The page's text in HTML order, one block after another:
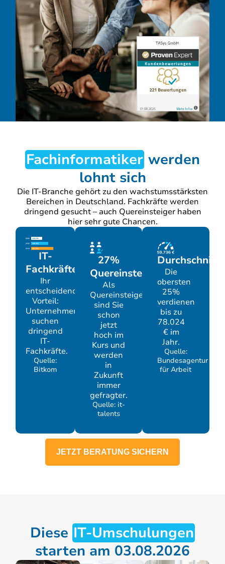
Fachinformatiker werden
lohnt sich
Die IT-Branche gehört zu den wachstumsstärksten
Bereichen in Deutschland. Fachkräfte werden
dringend gesucht – auch Quereinsteiger haben
hier sehr gute Chancen.
IT-
Fachkräftelücke
Ihr
entscheidender
Vorteil:
Unternehmen
suchen
dringend
IT-
Fachkräfte.
Quelle:
Bitkom
27%
Quereinsteiger
Als
Quereinsteiger
sind Sie
schon
jetzt
hoch im
Kurs und
werden
in
Zukunft
immer
gefragter.
Quelle: it-
talents
Die
obersten
25%
verdienen
bis zu
78.024
€ im
Jahr.
Quelle:
Bundesagentur
für Arbeit
JETZT BERATUNG SICHERN
Diese IT-Umschulungen
starten am 03.08.2026